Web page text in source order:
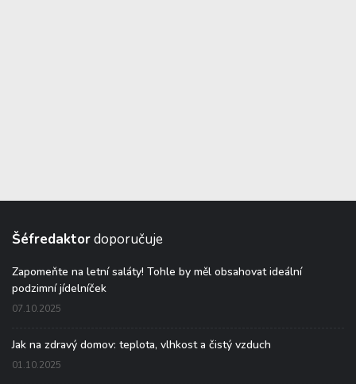
Šéfredaktordoporučuje
Zapomeňte na letní saláty! Tohle by měl obsahovat ideální
podzimní jídelníček
07.10.2025
Jak na zdravý domov: teplota, vlhkost a čistý vzduch
01.10.2025